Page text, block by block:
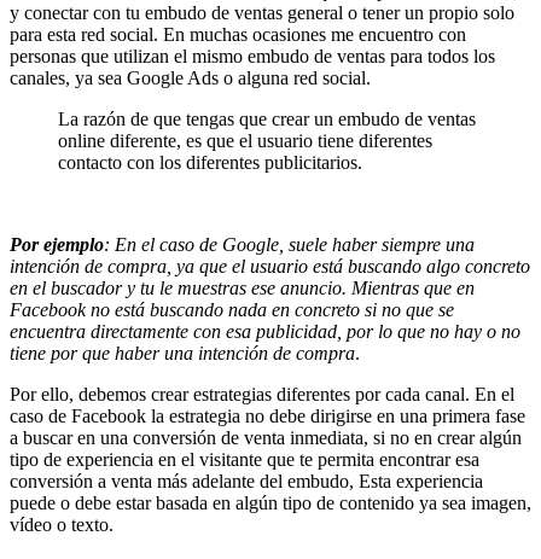
y conectar con tu embudo de ventas general o tener un propio solo
para esta red social. En muchas ocasiones me encuentro con
personas que utilizan el mismo embudo de ventas para todos los
canales, ya sea Google Ads o alguna red social.
La razón de que tengas que crear un embudo de ventas
online diferente, es que el usuario tiene diferentes
contacto con los diferentes publicitarios.
Por ejemplo: En el caso de Google, suele haber siempre una
intención de compra, ya que el usuario está buscando algo concreto
en el buscador y tu le muestras ese anuncio. Mientras que en
Facebook no está buscando nada en concreto si no que se
encuentra directamente con esa publicidad, por lo que no hay o no
tiene por que haber una intención de compra.
Por ello, debemos crear estrategias diferentes por cada canal. En el
caso de Facebook la estrategia no debe dirigirse en una primera fase
a buscar en una conversión de venta inmediata, si no en crear algún
tipo de experiencia en el visitante que te permita encontrar esa
conversión a venta más adelante del embudo, Esta experiencia
puede o debe estar basada en algún tipo de contenido ya sea imagen,
vídeo o texto.